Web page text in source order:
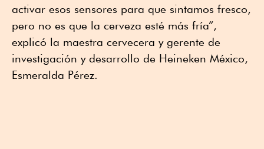
activar esos sensores para que sintamos fresco,
pero no es que la cerveza esté más fría”,
explicó la maestra cervecera y gerente de
investigación y desarrollo de Heineken México,
Esmeralda Pérez.